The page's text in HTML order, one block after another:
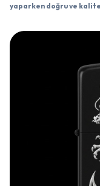
yaparken doğru ve